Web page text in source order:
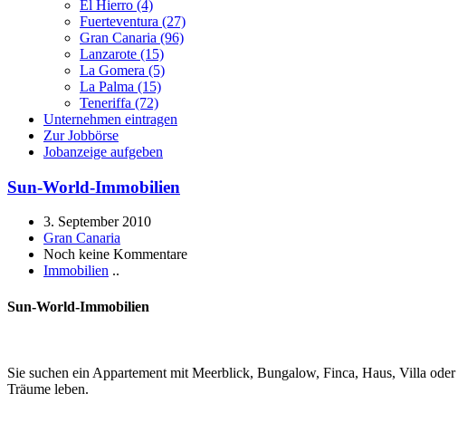
El Hierro (4)
Fuerteventura (27)
Gran Canaria (96)
Lanzarote (15)
La Gomera (5)
La Palma (15)
Teneriffa (72)
Unternehmen eintragen
Zur Jobbörse
Jobanzeige aufgeben
Sun-World-Immobilien
3. September 2010
Gran Canaria
Noch keine Kommentare
Immobilien ..
Sun-World-Immobilien
Sie suchen ein Appartement mit Meerblick, Bungalow, Finca, Haus, Villa
Träume leben.